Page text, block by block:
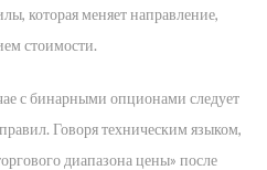
которая меняет направление,
стоимости.
с бинарными опционами следует
Говоря техническим языком,
диапазона цены» после